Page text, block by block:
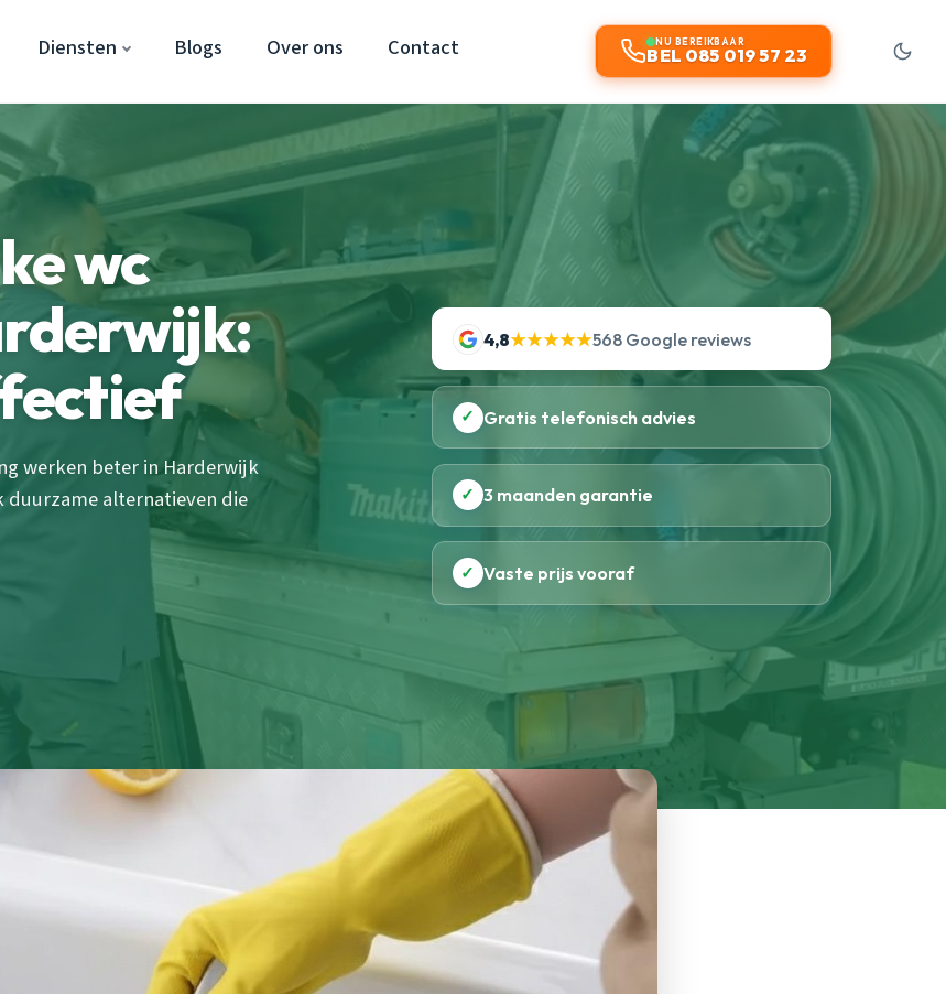
Diensten Blogs Over ons Contact NU BEREIKBAAR
BEL 085 019 57 23
wc
werken beter in Harderwijk
duurzame alternatieven die
4,8★★★★★568 Google reviews
✓ Gratis telefonisch advies
✓ 3 maanden garantie
✓ Vaste prijs vooraf